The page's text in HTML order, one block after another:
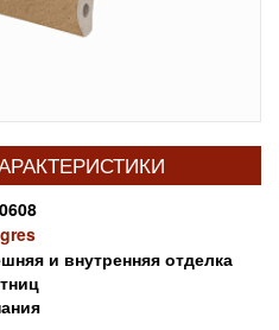
и внутренняя отделка